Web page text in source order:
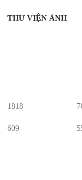
THƯ VIỆN ẢNH
1818
609